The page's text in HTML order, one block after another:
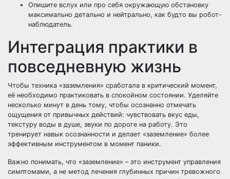
Опишите вслух или про себя окружающую обстановку
максимально детально и нейтрально, как будто вы робот-
наблюдатель.
Интеграция практики в
повседневную жизнь
Чтобы техника «заземления» сработала в критический момент,
её необходимо практиковать в спокойном состоянии. Уделяйте
несколько минут в день тому, чтобы осознанно отмечать
ощущения от привычных действий: чувствовать вкус еды,
текстуру воды в душе, звуки по дороге на работу. Это
тренирует навык осознанности и делает «заземление» более
эффективным инструментом в момент паники.
Важно понимать, что «заземление» – это инструмент управления
симптомами, а не метод лечения глубинных причин тревожного